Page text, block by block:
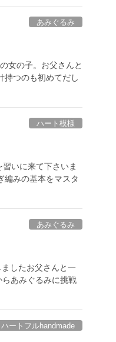
あみぐるみ
女の子。お父さんと
持つのも初めてだし
ハート模様
いに来て下さいま
編みの基本をマスタ
あみぐるみ
したお父さんと一
あみぐるみに挑戦
ハートフルhandmade